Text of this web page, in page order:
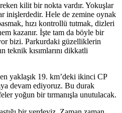
kilit bir nokta vardır. Yokuşlar
inişlerdedir. Hele de zemine oynak
hızı kontrollü tutmak, dizleri
kazanır. İşte tam da böyle bir
bizi. Parkurdaki güzelliklerin
teknik kısımlarını dikkatli
yaklaşık 19. km’deki ikinci CP
devam ediyoruz. Bu durak
yoğun bir tırmanışla unutulacak.